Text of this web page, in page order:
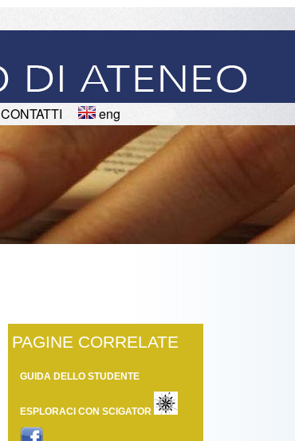
CONTATTI eng
PAGINE CORRELATE
GUIDA DELLO STUDENTE
ESPLORACI CON SCIGATOR